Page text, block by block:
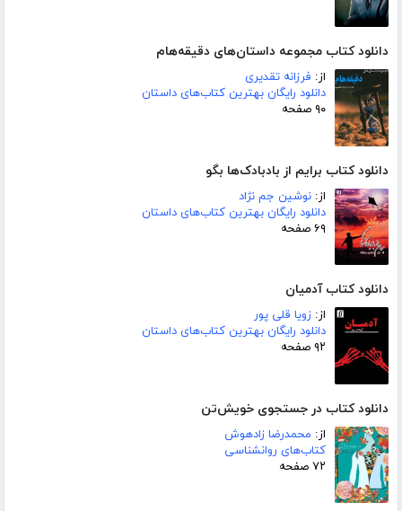
دانلود کتاب مجموعه داستان‌های دقیقه‌هام
از: فرزانه تقدیری
دانلود رایگان بهترین کتاب‌های داستان
۹۰ صفحه
دانلود کتاب برایم از بادبادک‌ها بگو
از: نوشین جم نژاد
دانلود رایگان بهترین کتاب‌های داستان
۶۹ صفحه
دانلود کتاب آدمیان
از: زویا قلی پور
دانلود رایگان بهترین کتاب‌های داستان
۹۲ صفحه
دانلود کتاب در جستجوی خویش‌تن
از: محمدرضا زادهوش
کتاب‌های روانشناسی
۷۲ صفحه